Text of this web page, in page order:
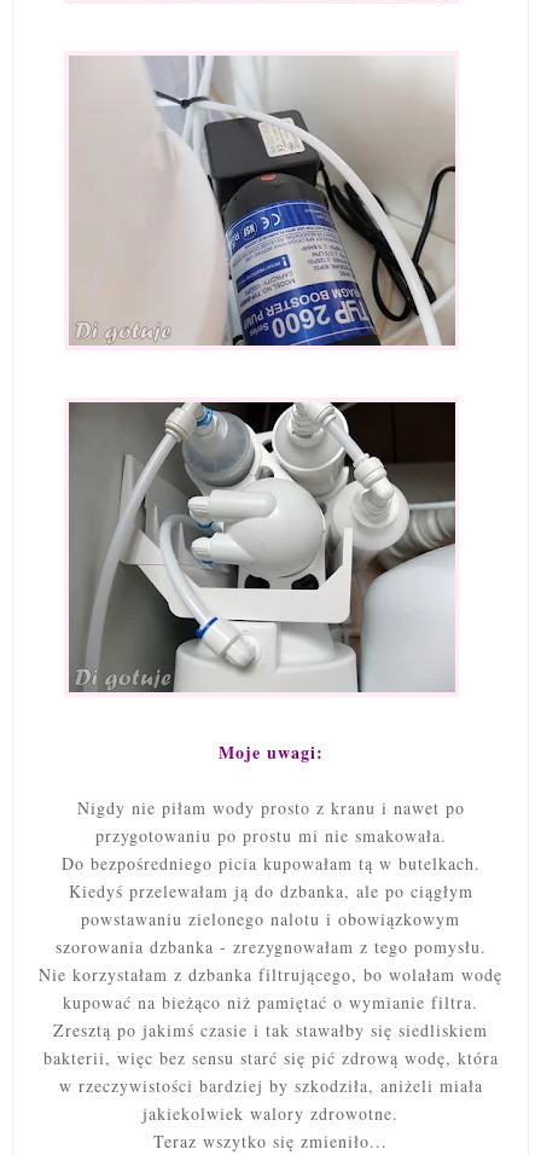
Moje uwagi:
Nigdy nie piłam wody prosto z kranu i nawet po
przygotowaniu po prostu mi nie smakowała.
Do bezpośredniego picia kupowałam tą w butelkach.
Kiedyś przelewałam ją do dzbanka, ale po ciągłym
powstawaniu zielonego nalotu i obowiązkowym
szorowania dzbanka - zrezygnowałam z tego pomysłu.
Nie korzystałam z dzbanka filtrującego, bo wolałam wodę
kupować na bieżąco niż pamiętać o wymianie filtra.
Zresztą po jakimś czasie i tak stawałby się siedliskiem
bakterii, więc bez sensu starć się pić zdrową wodę, która
w rzeczywistości bardziej by szkodziła, aniżeli miała
jakiekolwiek walory zdrowotne.
Teraz wszytko się zmieniło...